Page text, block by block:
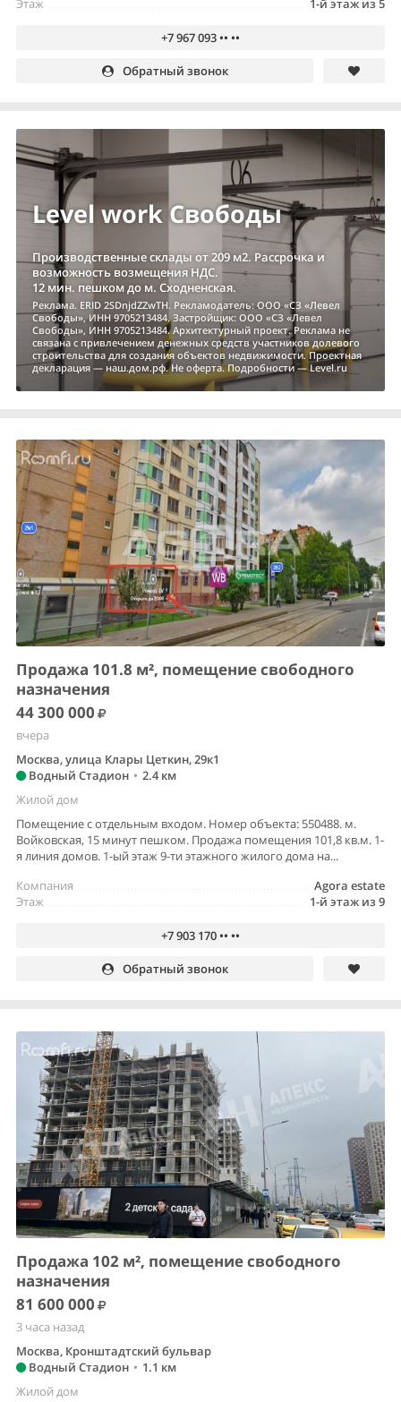
1-й этаж из 5
Этаж
+7 967 093 •• ••
Обратный звонок
Level work Свободы
Производственные склады от 209 м2. Рассрочка и
возможность возмещения НДС.
12 мин. пешком до м. Сходненская.
Реклама. ERID 2SDnjdZZwTH. Рекламодатель: ООО «СЗ «Левел
Свободы», ИНН 9705213484. Застройщик: ООО «СЗ «Левел
Свободы», ИНН 9705213484. Архитектурный проект. Реклама не
связана с привлечением денежных средств участников долевого
строительства для создания объектов недвижимости. Проектная
декларация — наш.дом.рф. Не оферта. Подробности — Level.ru
Продажа 101.8 м², помещение свободного
назначения
44 300 000
вчера
Москва, улица Клары Цеткин, 29к1
Водный Стадион • 2.4 км
Жилой дом
Помещение с отдельным входом. Номер объекта: 550488. м.
Войковская, 15 минут пешком. Продажа помещения 101,8 кв.м. 1-
я линия домов. 1-ый этаж 9-ти этажного жилого дома на...
Agora estate
Компания
1-й этаж из 9
Этаж
+7 903 170 •• ••
Обратный звонок
Продажа 102 м², помещение свободного
назначения
81 600 000
3 часа назад
Москва, Кронштадтский бульвар
Водный Стадион • 1.1 км
Жилой дом